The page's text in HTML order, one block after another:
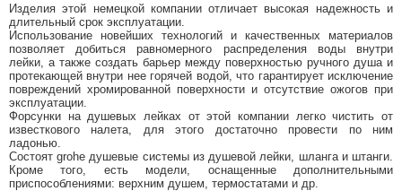
Изделия этой немецкой компании отличает высокая надежность и
длительный срок эксплуатации.
Использование новейших технологий и качественных материалов
позволяет добиться равномерного распределения воды внутри
лейки, а также создать барьер между поверхностью ручного душа и
протекающей внутри нее горячей водой, что гарантирует исключение
повреждений хромированной поверхности и отсутствие ожогов при
эксплуатации.
Форсунки на душевых лейках от этой компании легко чистить от
известкового налета, для этого достаточно провести по ним
ладонью.
Состоят grohe душевые системы из душевой лейки, шланга и штанги.
Кроме того, есть модели, оснащенные дополнительными
приспособлениями: верхним душем, термостатами и др.